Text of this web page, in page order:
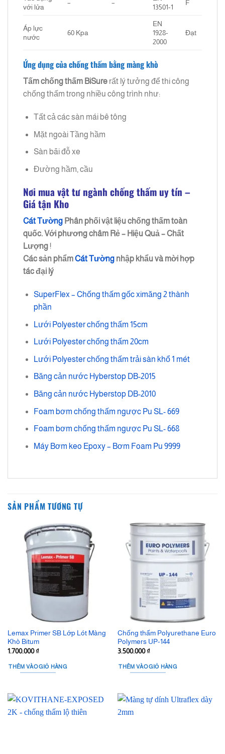
với lửa
– –
13501-1
F
Áp lực
nước
60 Kpa
EN
1928-
2000
Đạt
Ứng dụng của chống thấm bằng màng khò
Tấm chống thấm BiSure rất lý tưởng để thi công
chống thấm trong nhiều công trình như:
Tất cả các sàn mái bê tông
Mặt ngoài Tầng hầm
Sàn bãi đỗ xe
Đường hầm, cầu
Nơi mua vật tư ngành chống thấm uy tín –
Giá tận Kho
Cát Tường Phân phối vật liệu chống thấm toàn
quốc. Với phương châm Rẻ – Hiệu Quả – Chất
Lượng !
Các sản phẩmCát Tường nhập khẩu và mời hợp
tác đại lý
SuperFlex – Chống thấm gốc ximăng 2 thành
phần
Lưới Polyester chống thấm 15cm
Lưới Polyester chống thấm 20cm
Lưới Polyester chống thấm trải sàn khổ 1 mét
Băng cản nước Hyberstop DB-2015
Băng cản nước Hyberstop DB-2010
Foam bơm chống thấm ngược Pu SL- 669
Foam bơm chống thấm ngược Pu SL- 668
Máy Bơm keo Epoxy – Bơm Foam Pu 9999
SẢN PHẨM TƯƠNG TỰ
Lemax Primer SB Lớp Lót Màng
Khò Bitum
1.700.000₫
THÊM VÀO GIỎ HÀNG
Chống thấm Polyurethane Euro
Polymers UP-144
3.500.000₫
THÊM VÀO GIỎ HÀNG